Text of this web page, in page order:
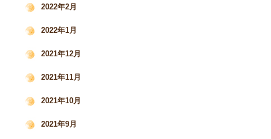
2022年2月
2022年1月
2021年12月
2021年11月
2021年10月
2021年9月